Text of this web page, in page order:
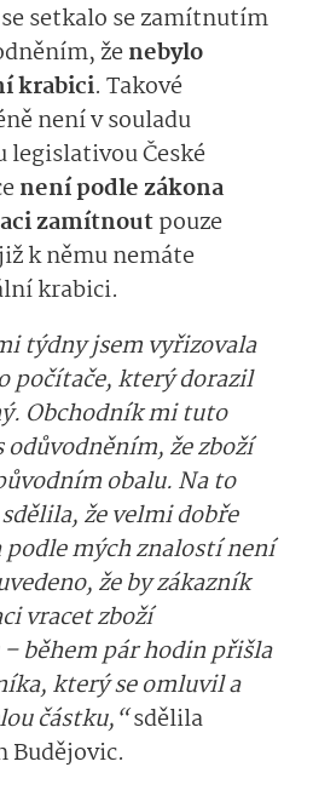
setkalo se zamítnutím
ženebylo
krabici. Takové
není v souladu
legislativou České
není podle zákona
zamítnoutpouze
k němu nemáte
krabici.
týdny jsem vyřizovala
počítače, který dorazil
Obchodník mi tuto
že zboží
obalu. Na to
že velmi dobře
mých znalostí není
že by zákazník
vracet zboží
během pár hodin přišla
který se omluvil a
částku,“sdělila
Budějovic.